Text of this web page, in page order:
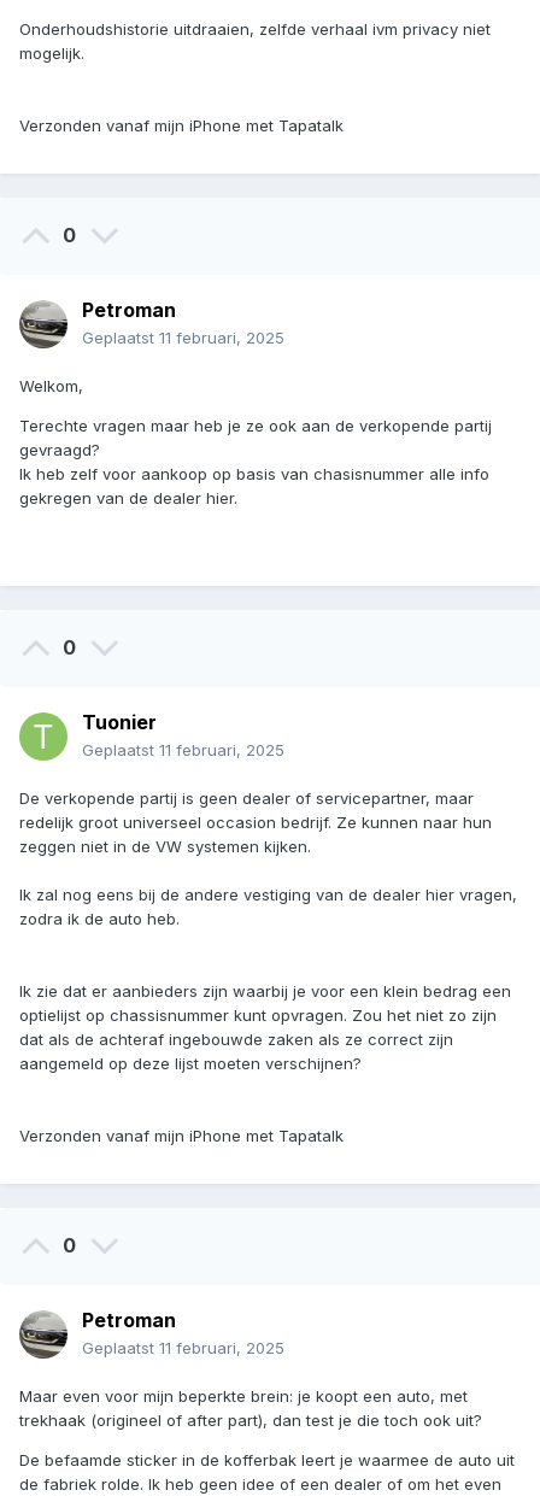
Onderhoudshistorie uitdraaien, zelfde verhaal ivm privacy niet
mogelijk.
Verzonden vanaf mijn iPhone met Tapatalk
0
Petroman
Geplaatst 11 februari, 2025
Welkom,
Terechte vragen maar heb je ze ook aan de verkopende partij
gevraagd?
Ik heb zelf voor aankoop op basis van chasisnummer alle info
gekregen van de dealer hier.
0
Tuonier
Geplaatst 11 februari, 2025
De verkopende partij is geen dealer of servicepartner, maar
redelijk groot universeel occasion bedrijf. Ze kunnen naar hun
zeggen niet in de VW systemen kijken.
Ik zal nog eens bij de andere vestiging van de dealer hier vragen,
zodra ik de auto heb.
Ik zie dat er aanbieders zijn waarbij je voor een klein bedrag een
optielijst op chassisnummer kunt opvragen. Zou het niet zo zijn
dat als de achteraf ingebouwde zaken als ze correct zijn
aangemeld op deze lijst moeten verschijnen?
Verzonden vanaf mijn iPhone met Tapatalk
0
Petroman
Geplaatst 11 februari, 2025
Maar even voor mijn beperkte brein: je koopt een auto, met
trekhaak (origineel of after part), dan test je die toch ook uit?
De befaamde sticker in de kofferbak leert je waarmee de auto uit
de fabriek rolde. Ik heb geen idee of een dealer of om het even